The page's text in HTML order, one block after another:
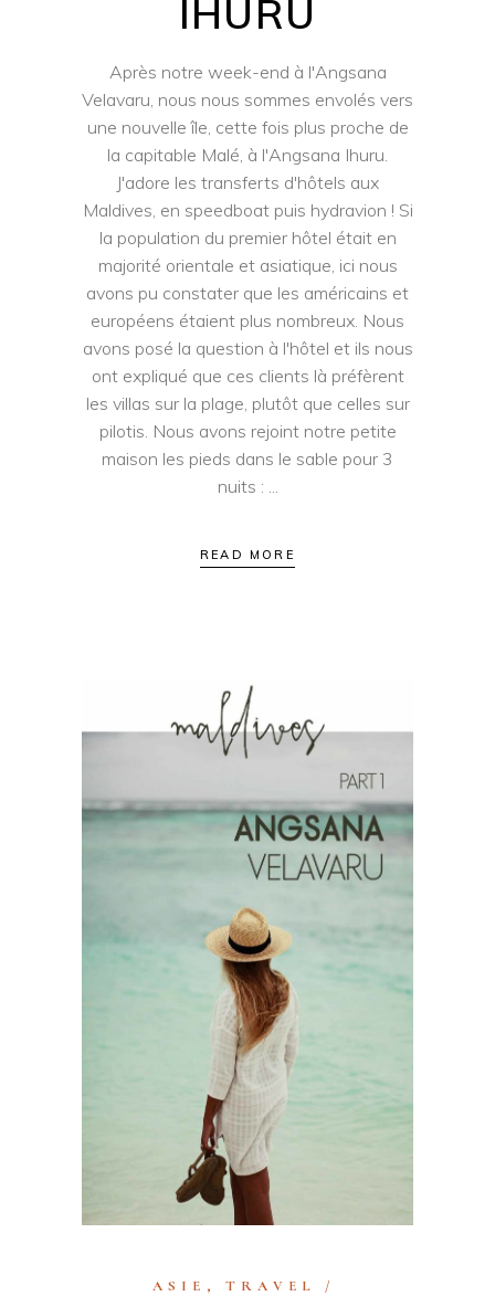
IHURU
Après notre week-end à l'Angsana
Velavaru, nous nous sommes envolés vers
une nouvelle île, cette fois plus proche de
la capitable Malé, à l'Angsana Ihuru.
J'adore les transferts d'hôtels aux
Maldives, en speedboat puis hydravion ! Si
la population du premier hôtel était en
majorité orientale et asiatique, ici nous
avons pu constater que les américains et
européens étaient plus nombreux. Nous
avons posé la question à l'hôtel et ils nous
ont expliqué que ces clients là préfèrent
les villas sur la plage, plutôt que celles sur
pilotis. Nous avons rejoint notre petite
maison les pieds dans le sable pour 3
nuits :
READ MORE
ASIE , TRAVEL